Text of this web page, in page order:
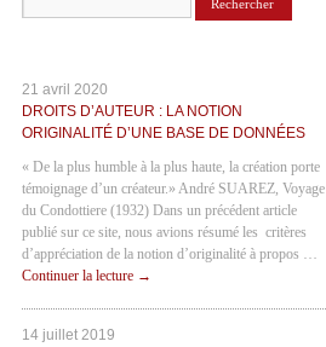
21 avril 2020
DROITS D’AUTEUR : LA NOTION
ORIGINALITÉ D’UNE BASE DE DONNÉES
« De la plus humble à la plus haute, la création porte
témoignage d’un créateur.» André SUAREZ, Voyage
du Condottiere (1932) Dans un précédent article
publié sur ce site, nous avions résumé les critères
d’appréciation de la notion d’originalité à propos …
Continuer la lecture →
14 juillet 2019